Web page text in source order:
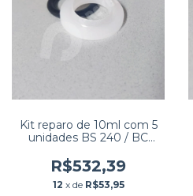
Kit reparo de 10ml com 5
unidades BS 240 / BC
COUNT 860 /
HEMACOUNTER SL /
HEMARAY 86
R$532,39
12 x de R$53,95